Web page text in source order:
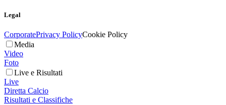
Legal
CorporatePrivacy PolicyCookie Policy
Media
Video
Foto
Live e Risultati
Live
Diretta Calcio
Risultati e Classifiche